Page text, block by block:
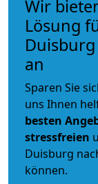
Wir
Lösung
an
Sparen Sie
uns Ihnen
besten
stressfreien
Duisburg
können.